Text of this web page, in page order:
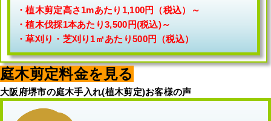
など、植木屋さんによるお手入れがされているお家を見
かけると、お住まいの方のお心を感じます。生活の中で
植わっている植木は、その植木が本来生育するはずのな
す。お庭や堺市の公園の緑は、毎日の生活の中で親しむ
ものですが、植木自体は人間と同じようにその場所場所
の環境に適応しながら、周りの景観に調和した美しい緑
に姿を変えていってくれています。しかし、植木は放っ
・植木剪定高さ1mあたり1,100円（税込）～
・植木伐採1本あたり3,500円(税込)～
・草刈り・芝刈り1㎡あたり500円（税込）
庭木剪定料金を見る
大阪府堺市の庭木手入れ(植木剪定)お客様の声